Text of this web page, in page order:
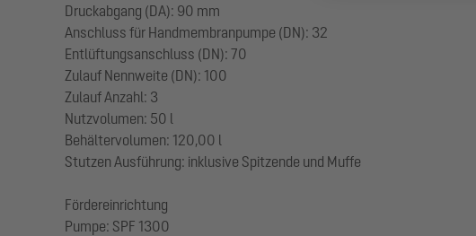
Druckabgang (DA): 90 mm
Anschluss für Handmembranpumpe (DN): 32
Entlüftungsanschluss (DN): 70
Zulauf Nennweite (DN): 100
Zulauf Anzahl: 3
Nutzvolumen: 50 l
Behältervolumen: 120,00 l
Stutzen Ausführung: inklusive Spitzende und Muffe
Fördereinrichtung
Pumpe: SPF 1300